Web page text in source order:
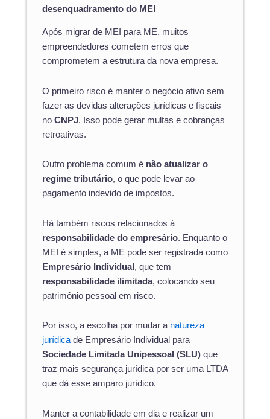
desenquadramento do MEI
Após migrar de MEI para ME, muitos
empreendedores cometem erros que
comprometem a estrutura da nova empresa.
O primeiro risco é manter o negócio ativo sem
fazer as devidas alterações jurídicas e fiscais
no CNPJ. Isso pode gerar multas e cobranças
retroativas.
Outro problema comum é não atualizar o
regime tributário, o que pode levar ao
pagamento indevido de impostos.
Há também riscos relacionados à
responsabilidade do empresário. Enquanto o
MEI é simples, a ME pode ser registrada como
Empresário Individual, que tem
responsabilidade ilimitada, colocando seu
patrimônio pessoal em risco.
Por isso, a escolha por mudar a natureza
jurídica de Empresário Individual para
Sociedade Limitada Unipessoal (SLU) que
traz mais segurança jurídica por ser uma LTDA
que dá esse amparo jurídico.
Manter a contabilidade em dia e realizar um